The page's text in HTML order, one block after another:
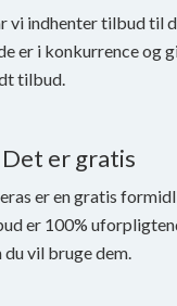
vi indhenter tilbud til
er i konkurrence og
tilbud.
Det er gratis
er en gratis
er 100%
du vil bruge dem.